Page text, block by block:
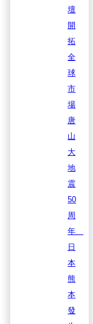
壇
開
拓
全
球
市
場
唐
山
大
地
震
50
周
年
日
本
熊
本
發